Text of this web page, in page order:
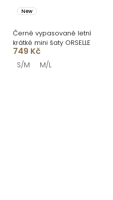
New
Černé vypasované letní
krátké mini šaty ORSELLE
749 Kč
S/M M/L